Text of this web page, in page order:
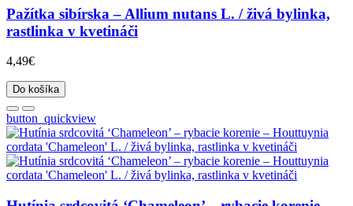
Pažítka sibírska – Allium nutans L. / živá bylinka,
rastlinka v kvetináči
4,49€
Do košíka
button_quickview